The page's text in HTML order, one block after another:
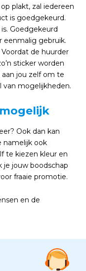
plakt, zal iedereen
is goedgekeurd.
Goedgekeurd
eenmalig gebruik.
de huurder
sticker worden
jou zelf om te
van mogelijkheden.
Ook dan kan
namelijk ook
te kiezen kleur en
jouw boodschap
fraaie promotie.
en de